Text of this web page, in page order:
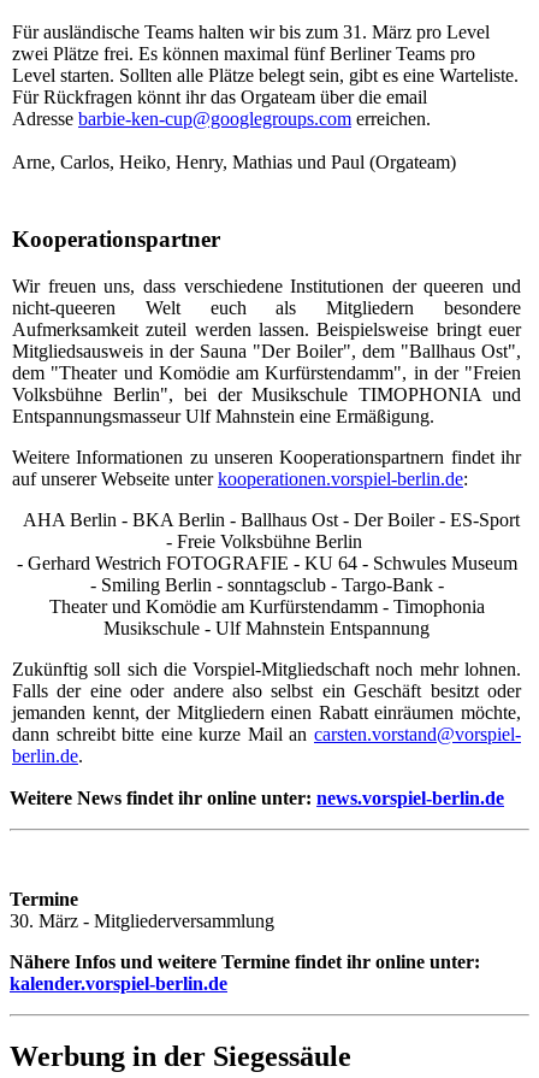
Für ausländische Teams halten wir bis zum 31. März pro Level
zwei Plätze frei. Es können maximal fünf Berliner Teams pro
Level starten. Sollten alle Plätze belegt sein, gibt es eine Warteliste.
Für Rückfragen könnt ihr das Orgateam über die email
Adresse barbie-ken-cup@googlegroups.com erreichen.
Arne, Carlos, Heiko, Henry, Mathias und Paul (Orgateam)
Kooperationspartner
Wir freuen uns, dass verschiedene Institutionen der queeren und
nicht-queeren Welt euch als Mitgliedern besondere
Aufmerksamkeit zuteil werden lassen. Beispielsweise bringt euer
Mitgliedsausweis in der Sauna "Der Boiler", dem "Ballhaus Ost",
dem "Theater und Komödie am Kurfürstendamm", in der "Freien
Volksbühne Berlin", bei der Musikschule TIMOPHONIA und
Entspannungsmasseur Ulf Mahnstein eine Ermäßigung.
Weitere Informationen zu unseren Kooperationspartnern findet ihr
auf unserer Webseite unterkooperationen.vorspiel-berlin.de:
AHA Berlin - BKA Berlin - Ballhaus Ost - Der Boiler - ES-Sport
- Freie Volksbühne Berlin
- Gerhard Westrich FOTOGRAFIE - KU 64 - Schwules Museum
- Smiling Berlin - sonntagsclub - Targo-Bank -
Theater und Komödie am Kurfürstendamm - Timophonia
Musikschule - Ulf Mahnstein Entspannung
Zukünftig soll sich die Vorspiel-Mitgliedschaft noch mehr lohnen.
Falls der eine oder andere also selbst ein Geschäft besitzt oder
jemanden kennt, der Mitgliedern einen Rabatt einräumen möchte,
dann schreibt bitte eine kurze Mail an carsten.vorstand@vorspiel-
berlin.de.
Weitere News findet ihr online unter: news.vorspiel-berlin.de
Termine
30. März - Mitgliederversammlung
Nähere Infos und weitere Termine findet ihr online unter:
kalender.vorspiel-berlin.de
Werbung in der Siegessäule